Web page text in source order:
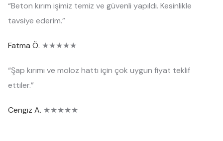
“Beton kırım işimiz temiz ve güvenli yapıldı. Kesinlikle
tavsiye ederim.”
Fatma Ö. ★★★★★
“Şap kırımı ve moloz hattı için çok uygun fiyat teklif
ettiler.”
Cengiz A. ★★★★★